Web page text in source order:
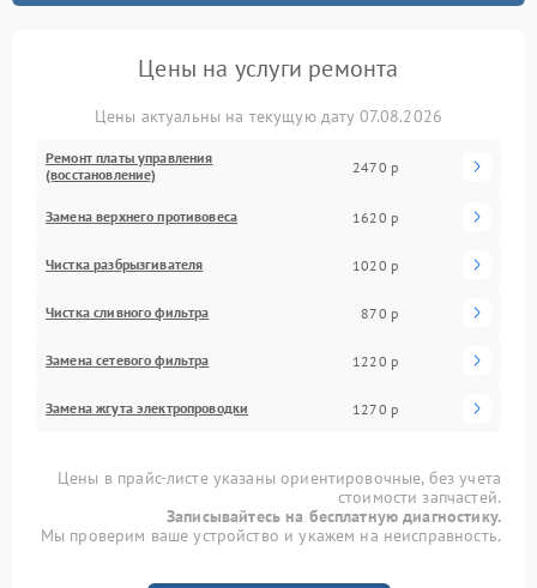
Цены на услуги ремонта
Цены актуальны на текущую дату 07.08.2026
Ремонт платы управления
(восстановление)
2470 р
Замена верхнего противовеса 1620 р
Чистка разбрызгивателя 1020 р
Чистка сливного фильтра 870 р
Замена сетевого фильтра 1220 р
Замена жгута электропроводки 1270 р
Цены в прайс-листе указаны ориентировочные, без учета
стоимости запчастей.
Записывайтесь на бесплатную диагностику.
Мы проверим ваше устройство и укажем на неисправность.